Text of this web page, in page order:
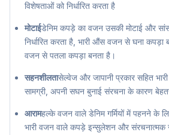
विशेषताओं को निर्धारित करता है
मोटाईडेनिम कपड़े का वजन उसकी मोटाई और सांस
निर्धारित करता है, भारी औंस वजन से घना
वजन से पतला कपड़ा बनता है।
सहनशीलतासेल्वेज और जापानी प्रकार सहित
सामग्री, अपनी सघन बुनाई संरचना के कारण बेहतर
आरामहल्के वजन वाले डेनिम गर्मियों में पहनने के
भारी वजन वाले कपड़े इन्सुलेशन और संरचनात्मक